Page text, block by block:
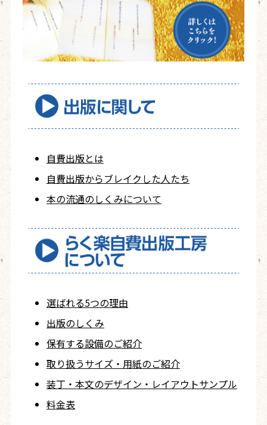
自費出版とは
自費出版からブレイクした人たち
本の流通のしくみについて
選ばれる5つの理由
出版のしくみ
保有する設備のご紹介
取り扱うサイズ・用紙のご紹介
装丁・本文のデザイン・レイアウトサンプル
料金表